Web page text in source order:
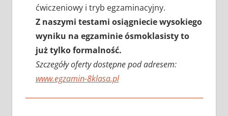
ćwiczeniowy i tryb egzaminacyjny.
Z naszymi testami osiągniecie wysokiego
wyniku na egzaminie ósmoklasisty to
już tylko formalność.
Szczegóły oferty dostępne pod adresem:
www.egzamin-8klasa.pl